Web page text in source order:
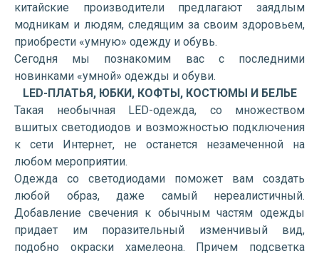
китайские производители предлагают заядлым
модникам и людям, следящим за своим здоровьем,
приобрести «умную» одежду и обувь.
Сегодня мы познакомим вас с последними
новинками «умной» одежды и обуви.
LED-ПЛАТЬЯ, ЮБКИ, КОФТЫ, КОСТЮМЫ И БЕЛЬЕ
Такая необычная LED-одежда, со множеством
вшитых светодиодов и возможностью подключения
к сети Интернет, не останется незамеченной на
любом мероприятии.
Одежда со светодиодами поможет вам создать
любой образ, даже самый нереалистичный.
Добавление свечения к обычным частям одежды
придает им поразительный изменчивый вид,
подобно окраски хамелеона. Причем подсветка